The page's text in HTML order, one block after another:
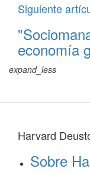
Siguiente
economía
expand_less
Harvard
Sobre